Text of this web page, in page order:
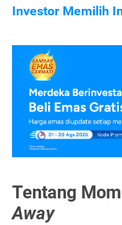
Investor Memilih
Tentang
Away